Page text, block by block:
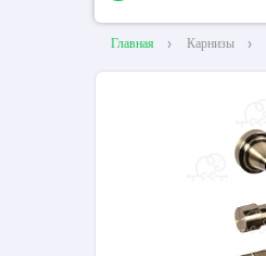
Главная Карнизы